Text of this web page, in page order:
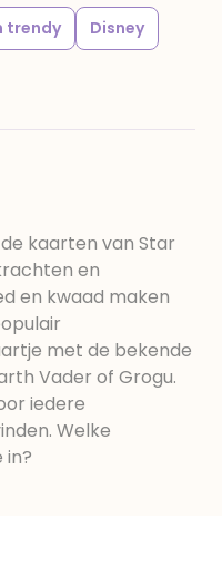
trendy
Disney
kaarten van Star
en
en kwaad maken
met de bekende
Vader of Grogu.
iedere
Welke
in?